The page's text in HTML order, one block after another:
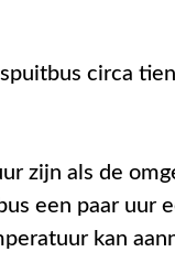
circa
zijn als de
een paar uur
kan